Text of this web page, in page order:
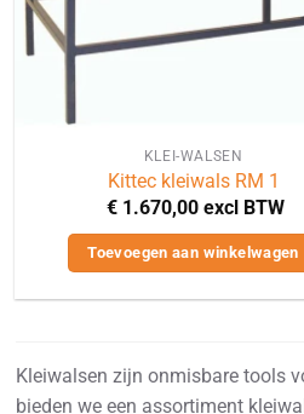
KLEI-WALSEN
Kittec kleiwals RM 1
€ 1.670,00 excl BTW
Toevoegen aan winkelwagen
Kleiwalsen zijn onmisbare tools
bieden we een assortiment